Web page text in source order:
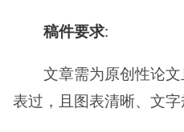
稿件要求:
文章需为原创性论
表过，且图表清晰、文字